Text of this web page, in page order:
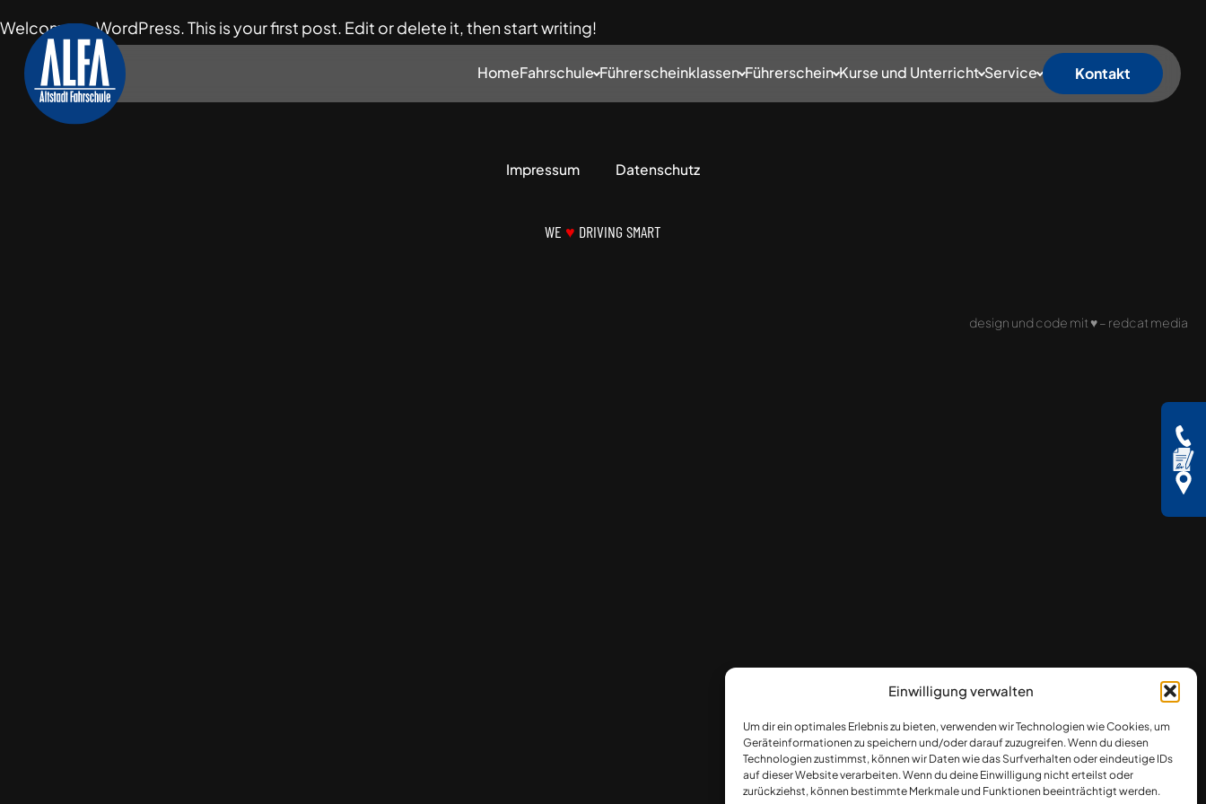
Einwilligung verwalten
Um dir ein optimales Erlebnis zu bieten, verwenden wir Technologien wie Cookies, um
Geräteinformationen zu speichern und/oder darauf zuzugreifen. Wenn du diesen
Technologien zustimmst, können wir Daten wie das Surfverhalten oder eindeutige IDs
auf dieser Website verarbeiten. Wenn du deine Einwilligung nicht erteilst oder
zurückziehst, können bestimmte Merkmale und Funktionen beeinträchtigt werden.
HomeFahrschule Führerscheinklassen Führerschein Kurse und Unterricht Service Kontakt
Welcome to WordPress. This is your first post. Edit or delete it, then start writing!
Impressum Datenschutz
WE ♥ DRIVING SMART
design und code mit♥– redcat media